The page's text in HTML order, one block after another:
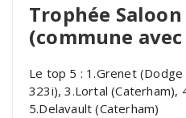
Trophée
(commune avec
Le top 5 : 1.Grenet
323i), 3.Lortal (Caterham),
5.Delavault (Caterham)